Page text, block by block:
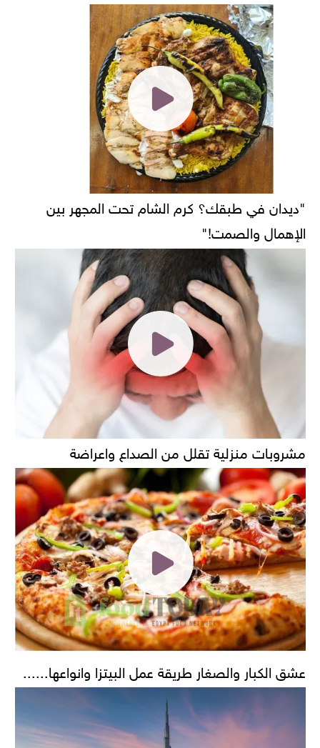
"ديدان في طبقك؟ كرم الشام تحت المجهر بين
الإهمال والصمت!"
مشروبات منزلية تقلل من الصداع واعراضة
عشق الكبار والصغار طريقة عمل البيتزا وانواعها......